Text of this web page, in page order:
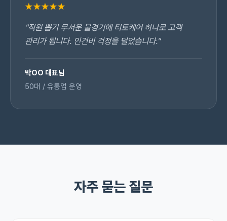
★★★★★
"직원 뽑기 무서운 불경기에 티토케어 하나로 고객
관리가 됩니다. 인건비 걱정을 덜었습니다."
박OO 대표님
50대 / 유통업 운영
자주 묻는 질문